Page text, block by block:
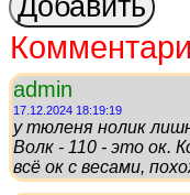
admin
17.12.2024 18:19:19
у тюленя нолик
Волк - 110 - это ок.
всё ок с весами,